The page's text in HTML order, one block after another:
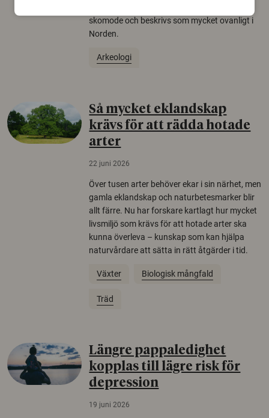
skomode och beskrivs som mycket ovanligt i
Norden.
Arkeologi
Så mycket eklandskap
krävs för att rädda hotade
arter
22 juni 2026
Över tusen arter behöver ekar i sin närhet, men
gamla eklandskap och naturbetesmarker blir
allt färre. Nu har forskare kartlagt hur mycket
livsmiljö som krävs för att hotade arter ska
kunna överleva – kunskap som kan hjälpa
naturvårdare att sätta in rätt åtgärder i tid.
Växter Biologisk mångfald
Träd
Längre pappaledighet
kopplas till lägre risk för
depression
19 juni 2026